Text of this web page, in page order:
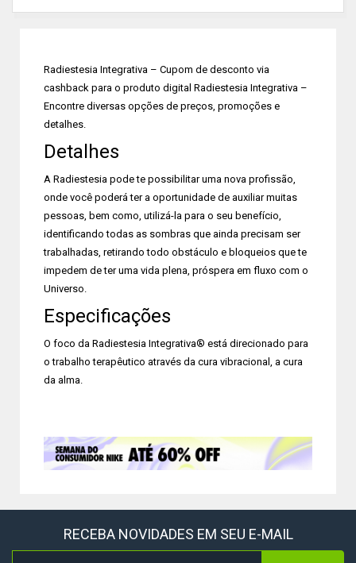
Radiestesia Integrativa – Cupom de desconto via
cashback para o produto digital Radiestesia Integrativa –
Encontre diversas opções de preços, promoções e
detalhes.
Detalhes
A Radiestesia pode te possibilitar uma nova profissão,
onde você poderá ter a oportunidade de auxiliar muitas
pessoas, bem como, utilizá-la para o seu benefício,
identificando todas as sombras que ainda precisam ser
trabalhadas, retirando todo obstáculo e bloqueios que te
impedem de ter uma vida plena, próspera em fluxo com o
Universo.
Especificações
O foco da Radiestesia Integrativa® está direcionado para
o trabalho terapêutico através da cura vibracional, a cura
da alma.
RECEBA NOVIDADES EM SEU E-MAIL